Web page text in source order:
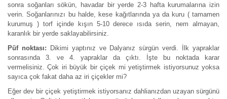
sonra soğanları sökün, havadar bir yerde 2-3 hafta kurumalarına izin
verin. Soğanlarınızı bu halde, kese kağıtlarında ya da kuru ( tamamen
kurumuş ) torf içinde kışın 5-10 derece ısıda serin, nem almayan,
karanlık bir yerde saklayabilirsiniz.
Püf noktası:
Dikimi yaptınız ve Dalyanız sürgün verdi. İlk yapraklar
sonrasında 3. ve 4. yapraklar da çıktı. İşte bu noktada karar
vermelisiniz. Çok iri büyük bir çiçek mi yetiştirmek istiyorsunuz yoksa
sayıca çok fakat daha az iri çiçekler mi?
Eğer dev bir çiçek yetiştirmek istiyorsanız dahlianızdan uzayan sürgünü